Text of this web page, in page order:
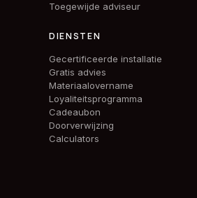
Toegewijde adviseur
DIENSTEN
Gecertificeerde installatie
Gratis advies
Materiaalovername
Loyaliteitsprogramma
Cadeaubon
Doorverwijzing
Calculators